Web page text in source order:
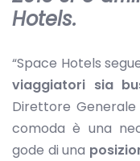
Hotels.
“Space Hotels
viaggiatori sia
Direttore
comoda è una
gode di una